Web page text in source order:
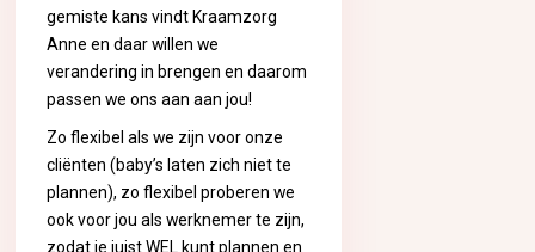
gemiste kans vindt Kraamzorg
Anne en daar willen we
verandering in brengen en daarom
passen we ons aan aan jou!
Zo flexibel als we zijn voor onze
cliënten (baby’s laten zich niet te
plannen), zo flexibel proberen we
ook voor jou als werknemer te zijn,
zodat je juist WEL kunt plannen en